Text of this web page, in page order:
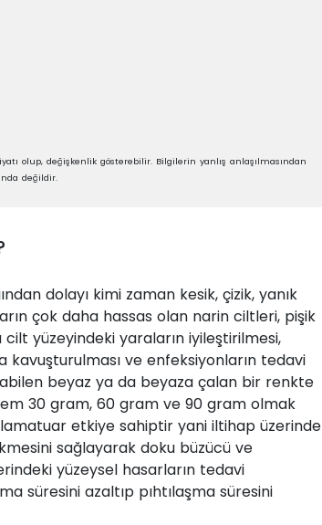
olup, değişkenlik gösterebilir. Bilgilerin yanlış anlaşılmasından
değildir.
dolayı kimi zaman kesik, çizik, yanık
çok daha hassas olan narin ciltleri, pişik
yüzeyindeki yaraların iyileştirilmesi,
kavuşturulması ve enfeksiyonların tedavi
beyaz ya da beyaza çalan bir renkte
30 gram, 60 gram ve 90 gram olmak
etkiye sahiptir yani iltihap üzerinde
sağlayarak doku büzücü ve
yüzeysel hasarların tedavi
süresini azaltıp pıhtılaşma süresini